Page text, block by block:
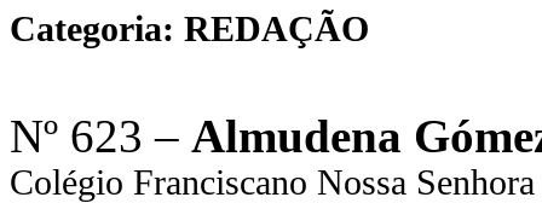
Categoria: REDAÇÃO
Nº 623 – Almudena
Colégio Franciscano Nossa